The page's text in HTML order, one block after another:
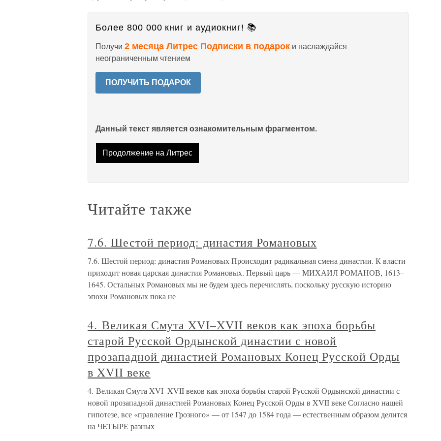
Более 800 000 книг и аудиокниг! 📚
Получи 2 месяца Литрес Подписки в подарок и наслаждайся
неограниченным чтением
ПОЛУЧИТЬ ПОДАРОК
Данный текст является ознакомительным фрагментом.
Продолжение на Литрес
Читайте также
7.6. Шестой период: династия Романовых
7.6. Шестой период: династия Романовых Происходит радикальная смена династии. К власти
приходит новая царская династия Романовых. Первый царь — МИХАИЛ РОМАНОВ, 1613–
1645. Остальных Романовых мы не будем здесь перечислять, поскольку русскую историю
эпохи Романовых пока не
4. Великая Смута XVI–XVII веков как эпоха борьбы
старой Русской Ордынской династии с новой
прозападной династией Романовых Конец Русской Орды
в XVII веке
4. Великая Смута XVI–XVII веков как эпоха борьбы старой Русской Ордынской династии с
новой прозападной династией Романовых Конец Русской Орды в XVII веке Согласно нашей
гипотезе, все «правление Грозного» — от 1547 до 1584 года — естественным образом делится
на ЧЕТЫРЕ разных